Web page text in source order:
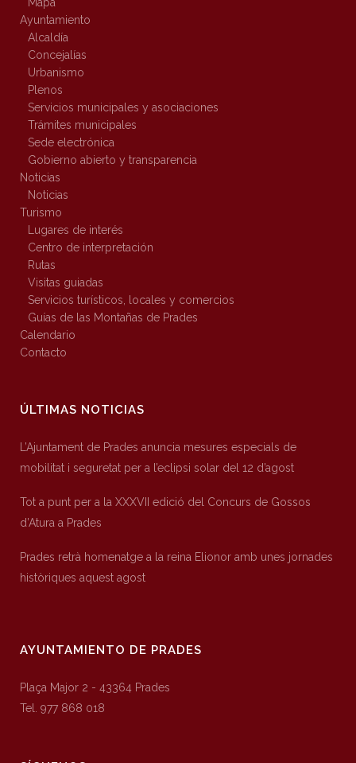
Mapa
Ayuntamiento
Alcaldía
Concejalías
Urbanismo
Plenos
Servicios municipales y asociaciones
Trámites municipales
Sede electrónica
Gobierno abierto y transparencia
Noticias
Noticias
Turismo
Lugares de interés
Centro de interpretación
Rutas
Visitas guiadas
Servicios turísticos, locales y comercios
Guías de las Montañas de Prades
Calendario
Contacto
ÚLTIMAS NOTICIAS
L’Ajuntament de Prades anuncia mesures especials de
mobilitat i seguretat per a l’eclipsi solar del 12 d’agost
Tot a punt per a la XXXVII edició del Concurs de Gossos
d’Atura a Prades
Prades retrà homenatge a la reina Elionor amb unes jornades
històriques aquest agost
AYUNTAMIENTO DE PRADES
Plaça Major 2 - 43364 Prades
Tel. 977 868 018